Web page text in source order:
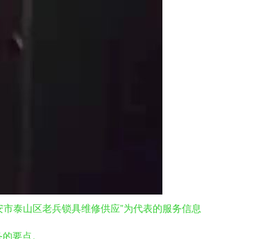
泰山区老兵锁具维修供应”为代表的服务信息
要点。